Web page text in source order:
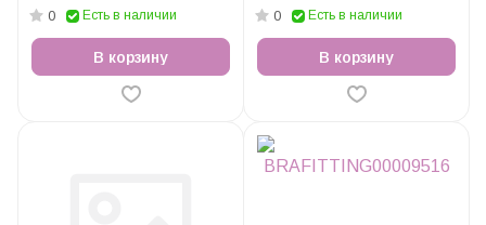
0 Есть в наличии
В корзину
0 Есть в наличии
В корзину